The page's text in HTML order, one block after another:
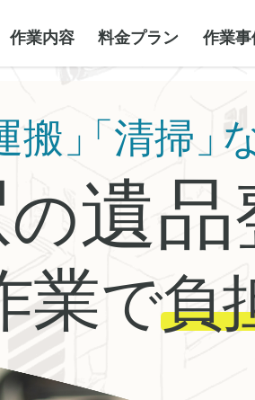
作業内容 料金プラン 作業事
搬」「清掃」
の遺品
業で負